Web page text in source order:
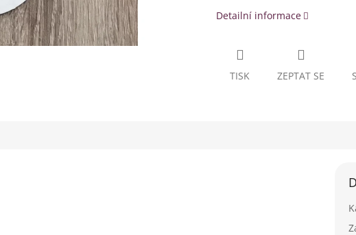
Detailní informace
TISK ZEPTAT SE